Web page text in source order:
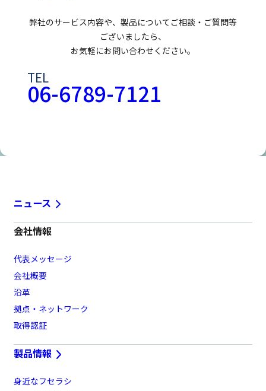
弊社のサービス内容や、製品についてご相談・ご質問等
ございましたら、
お気軽にお問い合わせください。
TEL
06-6789-7121
ニュース
会社情報
代表メッセージ
会社概要
沿革
拠点・ネットワーク
取得認証
製品情報
身近なフセラシ